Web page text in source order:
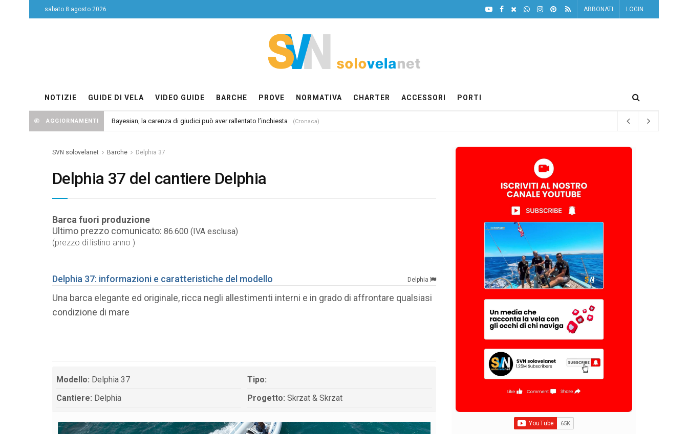
sabato 8 agosto 2026 ABBONATI LOGIN
NOTIZIE GUIDE DI VELA VIDEO GUIDE BARCHE PROVE NORMATIVA CHARTER ACCESSORI PORTI
AGGIORNAMENTI Bayesian, la carenza di giudici può aver rallentato l’inchiesta (Cronaca)
SVN solovelanet Barche Delphia 37
Delphia 37 del cantiere Delphia
Barca fuori produzione
Ultimo prezzo comunicato: 86.600 (IVA esclusa)
(prezzo di listino anno )
Delphia 37: informazioni e caratteristiche del modello Delphia
Una barca elegante ed originale, ricca negli allestimenti interni e in grado di affrontare qualsiasi
condizione di mare
Modello: Delphia 37
Cantiere: Delphia
Tipo:
Progetto: Skrzat & Skrzat